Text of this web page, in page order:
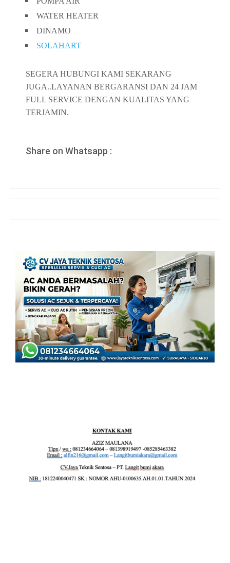
WATER HEATER
DINAMO
SOLAHART
SEGERA HUBUNGI KAMI SEKARANG
JUGA..LAYANAN BERGARANSI DAN 24 JAM
FULL SERVICE DENGAN KUALITAS YANG
TERJAMIN.
Share on Whatsapp :